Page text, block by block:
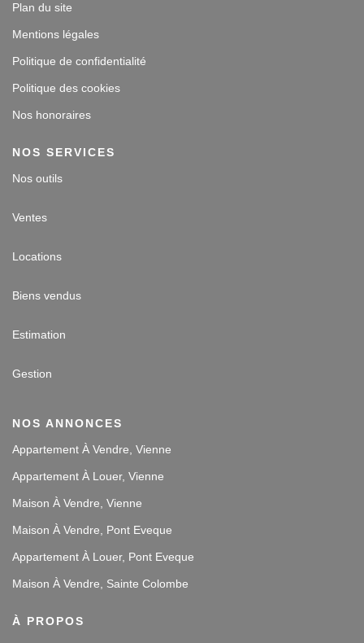
Plan du site
Mentions légales
Politique de confidentialité
Politique des cookies
Nos honoraires
NOS SERVICES
Nos outils
Ventes
Locations
Biens vendus
Estimation
Gestion
NOS ANNONCES
Appartement À Vendre, Vienne
Appartement À Louer, Vienne
Maison À Vendre, Vienne
Maison À Vendre, Pont Eveque
Appartement À Louer, Pont Eveque
Maison À Vendre, Sainte Colombe
À PROPOS